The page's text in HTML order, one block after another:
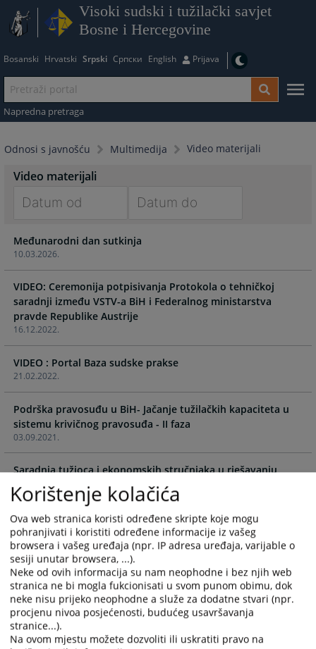
Visoki sudski i tužilački savjet
Bosne i Hercegovine
Bosanski Hrvatski Srpski Српски English Prijava
Napredna pretraga
Odnosi s javnošću Multimedija Video materijali
Video materijali
forward
to
interact
with
the
calendar
and
select
a
date.
Press
the
question
mark
to
get
the
keyboard
shortcuts
for
changing
dates.
forward
interact
with
the
calendar
select
a
Press
the
question
to
get
the
keyboard
shortcuts
for
changing
dates.
10.03.2026.
Međunarodni dan sutkinja
16.12.2022.
VIDEO: Ceremonija potpisivanja Protokola o tehničkoj
saradnji između VSTV-a BiH i Federalnog ministarstva
pravde Republike Austrije
21.02.2022.
VIDEO : Portal Baza sudske prakse
03.09.2021.
Podrška pravosuđu u BiH- Jačanje tužilačkih kapaciteta u
sistemu krivičnog pravosuđa - II faza
03.09.2021.
Saradnja tužioca i ekonomskih stručnjaka u rješavanju
predmeta privrednog kriminala
03.09.2021.
Stalna komisija za efikasnost i kvalitet tužilaštava koja
djeluje u okviru VSTV-a BiH
03.09.2021.
E-SUD - mobilna aplikacija za pristup sudskim predmetima -
prva aplikacija ove vrste u Evropi!
Korištenje kolačića
Ova web stranica koristi određene skripte koje mogu
pohranjivati i koristiti određene informacije iz vašeg
browsera i vašeg uređaja (npr. IP adresa uređaja, varijable o
sesiji unutar browsera, ...).
Neke od ovih informacija su nam neophodne i bez njih web
stranica ne bi mogla fukcionisati u svom punom obimu, dok
neke nisu prijeko neophodne a služe za dodatne stvari (npr.
procjenu nivoa posjećenosti, budućeg usavršavanja
stranice...).
Na ovom mjestu možete dozvoliti ili uskratiti pravo na